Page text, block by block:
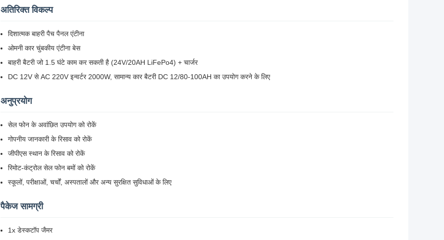
अतिरिक्त विकल्प
दिशात्मक बाहरी पैच पैनल एंटीना
ओमनी कार चुंबकीय एंटीना बेस
बाहरी बैटरी जो 1.5 घंटे काम कर सकती है (24V/20AH LiFePo4) + चार्जर
DC 12V से AC 220V इन्वर्टर 2000W, सामान्य कार बैटरी DC 12/80-100AH का उपयोग करने के लिए
अनुप्रयोग
सेल फोन के अवांछित उपयोग को रोकें
गोपनीय जानकारी के रिसाव को रोकें
जीपीएस स्थान के रिसाव को रोकें
रिमोट-कंट्रोल सेल फोन बमों को रोकें
स्कूलों, परीक्षाओं, चर्चों, अस्पतालों और अन्य सुरक्षित सुविधाओं के लिए
पैकेज सामग्री
1x डेस्कटॉप जैमर